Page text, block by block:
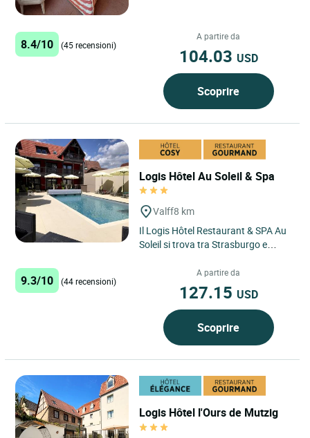
8.4/10 (45 recensioni)
A partire da
104.03 USD
Scoprire
Logis Hôtel Au Soleil & Spa
Valff8 km
Il Logis Hôtel Restaurant & SPA Au
Soleil si trova tra Strasburgo e
Foresta Nera e le montagne...
9.3/10 (44 recensioni)
A partire da
127.15 USD
Scoprire
Logis Hôtel l'Ours de Mutzig